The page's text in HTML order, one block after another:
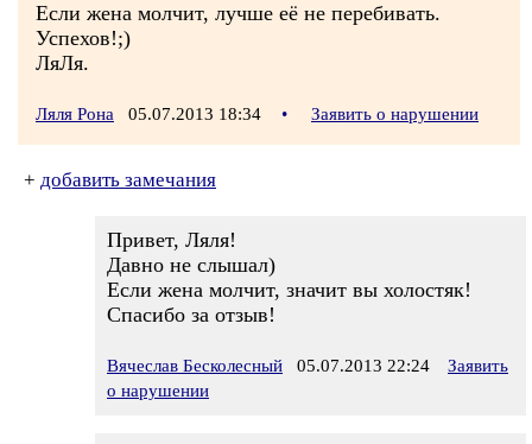
Если жена молчит, лучше её не перебивать.
Успехов!;)
ЛяЛя.
Ляля Рона 05.07.2013 18:34 • Заявить о нарушении
+ добавить замечания
Привет, Ляля!
Давно не слышал)
Если жена молчит, значит вы холостяк!
Спасибо за отзыв!
Вячеслав Бесколесный 05.07.2013 22:24
Заявить
о нарушении